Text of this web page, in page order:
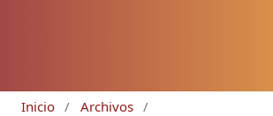
Inicio / Archivos /